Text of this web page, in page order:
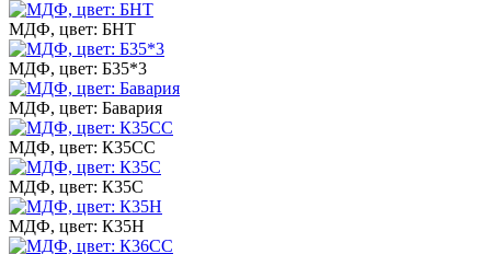
МДФ, цвет: БНТ
МДФ, цвет: Б35*3
МДФ, цвет: Бавария
МДФ, цвет: К35СС
МДФ, цвет: К35С
МДФ, цвет: К35Н